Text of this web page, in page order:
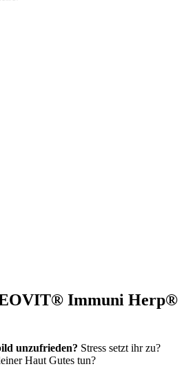
Immuni Herp®
unzufrieden? Stress setzt ihr zu?
Haut Gutes tun?